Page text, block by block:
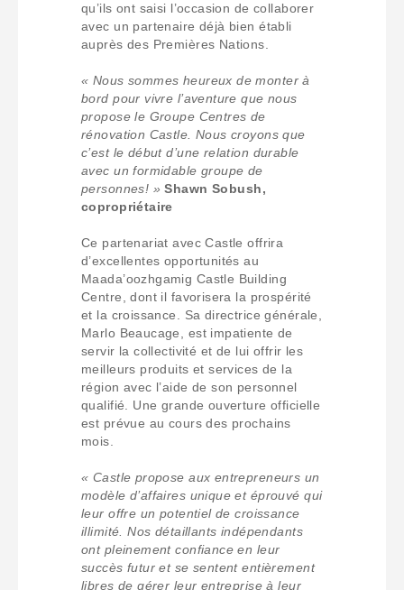
qu’ils ont saisi l’occasion de collaborer
avec un partenaire déjà bien établi
auprès des Premières Nations.
« Nous sommes heureux de monter à
bord pour vivre l’aventure que nous
propose le Groupe Centres de
rénovation Castle. Nous croyons que
c’est le début d’une relation durable
avec un formidable groupe de
personnes! »Shawn Sobush,
copropriétaire
Ce partenariat avec Castle offrira
d’excellentes opportunités au
Maada’oozhgamig Castle Building
Centre, dont il favorisera la prospérité
et la croissance. Sa directrice générale,
Marlo Beaucage, est impatiente de
servir la collectivité et de lui offrir les
meilleurs produits et services de la
région avec l’aide de son personnel
qualifié. Une grande ouverture officielle
est prévue au cours des prochains
mois.
« Castle propose aux entrepreneurs un
modèle d’affaires unique et éprouvé qui
leur offre un potentiel de croissance
illimité. Nos détaillants indépendants
ont pleinement confiance en leur
succès futur et se sentent entièrement
libres de gérer leur entreprise à leur